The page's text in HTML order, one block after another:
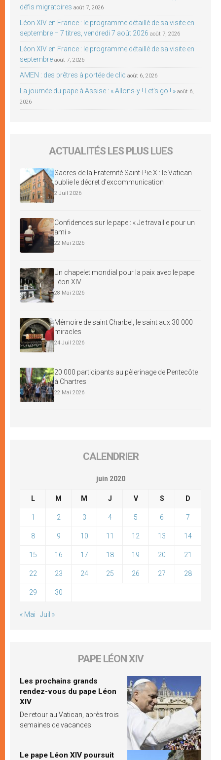
défis migratoires août 7, 2026
Léon XIV en France : le programme détaillé de sa visite en
septembre – 7 titres, vendredi 7 août 2026 août 7, 2026
Léon XIV en France : le programme détaillé de sa visite en
septembre août 7, 2026
AMEN : des prêtres à portée de clic août 6, 2026
La journée du pape à Assise : « Allons-y ! Let’s go ! » août 6,
2026
ACTUALITÉS LES PLUS LUES
Sacres de la Fraternité Saint-Pie X : le Vatican
publie le décret d’excommunication
2 Juil 2026
Confidences sur le pape : « Je travaille pour un
ami »
22 Mai 2026
Un chapelet mondial pour la paix avec le pape
Léon XIV
28 Mai 2026
Mémoire de saint Charbel, le saint aux 30 000
miracles
24 Juil 2026
20 000 participants au pèlerinage de Pentecôte
à Chartres
22 Mai 2026
CALENDRIER
juin 2020
L M M J V S D
1 2 3 4 5 6 7
8 9 10 11 12 13 14
15 16 17 18 19 20 21
22 23 24 25 26 27 28
29 30
« Mai Juil »
PAPE LÉON XIV
Les prochains grands
rendez-vous du pape Léon
XIV
De retour au Vatican, après trois
semaines de vacances
Le pape Léon XIV poursuit